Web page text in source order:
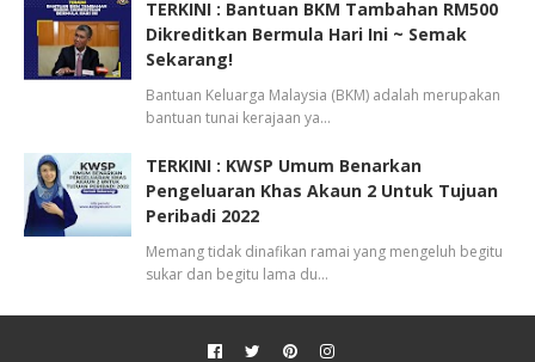
TERKINI : Bantuan BKM Tambahan RM500
Dikreditkan Bermula Hari Ini ~ Semak
Sekarang!
Bantuan Keluarga Malaysia (BKM) adalah merupakan
bantuan tunai kerajaan ya…
TERKINI : KWSP Umum Benarkan
Pengeluaran Khas Akaun 2 Untuk Tujuan
Peribadi 2022
Memang tidak dinafikan ramai yang mengeluh begitu
sukar dan begitu lama du…